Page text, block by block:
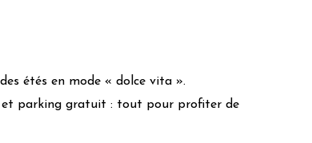
étés en mode « dolce vita ».
et parking gratuit : tout pour profiter de